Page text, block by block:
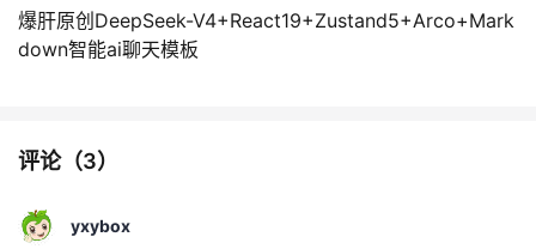
爆肝原创DeepSeek-V4+React19+Zustand5+Arco+Mark
down智能ai聊天模板
评论（3）
yxybox